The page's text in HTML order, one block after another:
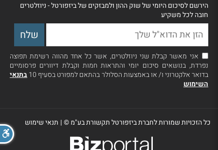
הירשם לסיכום היומי של שוק ההון ולמבזקים של ביזפורטל - ניוזלטרים
חובה לכל משקיע
אני מאשר קבלת שני ניוזלטרים, אשר כל אחד מהווה רשימת תפוצה
נפרדת, בנושאים סיכום יומי והתראות חמות וקבלת דיוורים פרסומיים
בדואר אלקטרוני ו/ או באמצעות הסלולר בהתאם למפורט בסעיף 10
בתנאי
השימוש
כל הזכויות שמורות לחברת ביזפורטל תקשורת בע"מ ©| תנאי שימוש